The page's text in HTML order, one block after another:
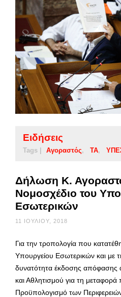
Ειδήσεις
Tags | Αγοραστός ΤΑ
Δήλωση Κ.
Νομοσχέδιο του
Εσωτερικών
11 ΙΟΥΛΊΟΥ, 2018
Για την τροπολογία που
Υπουργείου Εσωτερικών και με
δυνατότητα έκδοσης απόφασης
και Αθλητισμού για τη
Προϋπολογισμό των